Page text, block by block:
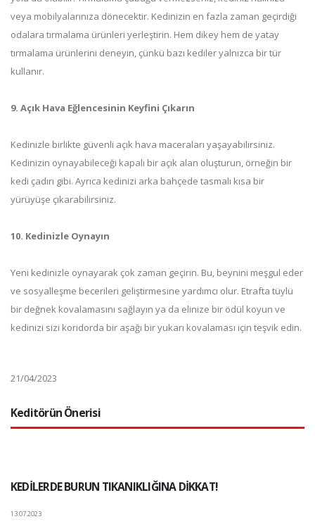
veya mobilyalarınıza dönecektir. Kedinizin en fazla zaman geçirdiği
odalara tırmalama ürünleri yerleştirin. Hem dikey hem de yatay
tırmalama ürünlerini deneyin, çünkü bazı kediler yalnızca bir tür
kullanır.
9. Açık Hava Eğlencesinin Keyfini Çıkarın
Kedinizle birlikte güvenli açık hava maceraları yaşayabilirsiniz.
Kedinizin oynayabileceği kapalı bir açık alan oluşturun, örneğin bir
kedi çadırı gibi. Ayrıca kedinizi arka bahçede tasmalı kısa bir
yürüyüşe çıkarabilirsiniz.
10. Kedinizle Oynayın
Yeni kedinizle oynayarak çok zaman geçirin. Bu, beynini meşgul eder
ve sosyalleşme becerileri geliştirmesine yardımcı olur. Etrafta tüylü
bir değnek kovalamasını sağlayın ya da elinize bir ödül koyun ve
kedinizi sizi koridorda bir aşağı bir yukarı kovalaması için teşvik edin.
21/04/2023
Keditörün Önerisi
KEDİLERDE BURUN TIKANIKLIĞINA DİKKAT!
13.07.2023